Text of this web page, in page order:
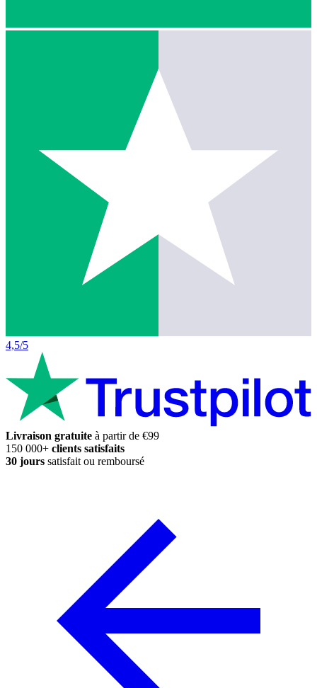
4,5/5
Livraison gratuite à partir de €99
150 000+ clients satisfaits
30 jours satisfait ou remboursé